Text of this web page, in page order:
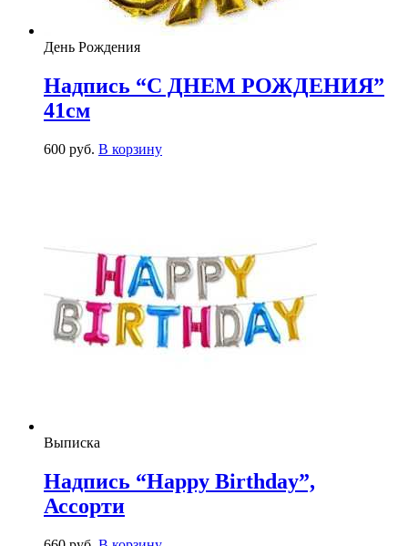
День Рождения
Надпись “С ДНЕМ РОЖДЕНИЯ”
41см
600 руб. В корзину
Выписка
Надпись “Happy Birthday”,
Ассорти